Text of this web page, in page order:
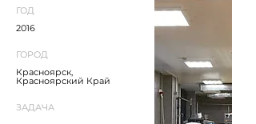
ГОД
2016
ГОРОД
Красноярск,
Красноярский Край
ЗАДАЧА